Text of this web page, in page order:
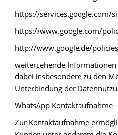
https://services.google.com/
https://www.google.com/
http://www.google.de/
weitergehende Informationen
dabei insbesondere zu den
Unterbindung der
WhatsApp Kontaktaufnahme
Zur Kontaktaufnahme